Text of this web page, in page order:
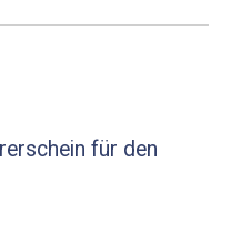
für den